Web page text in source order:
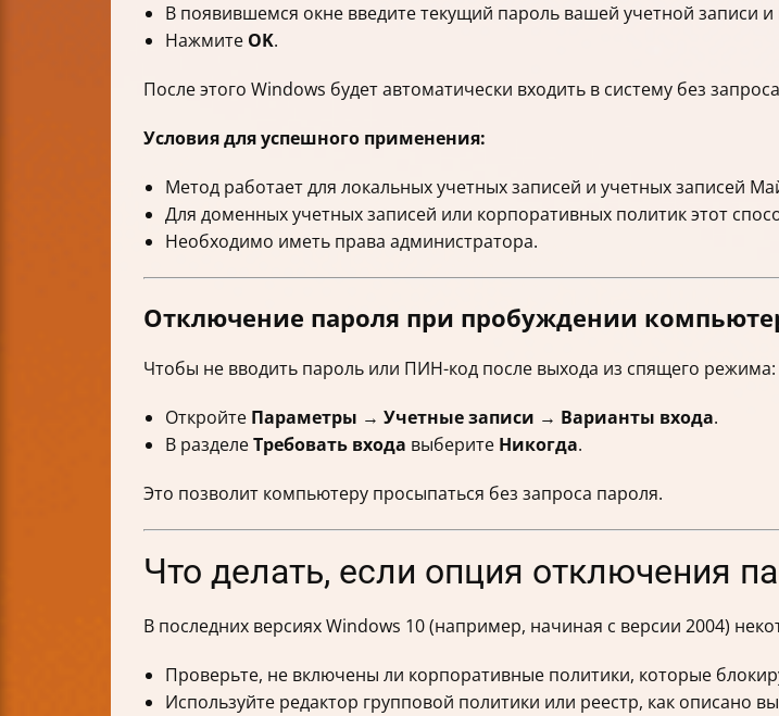
В появившемся окне введите текущий пароль вашей учетной записи и
Нажмите OK.
После этого Windows будет автоматически входить в систему без
Условия для успешного применения:
Метод работает для локальных учетных записей и учетных записей
Для доменных учетных записей или корпоративных политик этот
Необходимо иметь права администратора.
Отключение пароля при пробуждении
Чтобы не вводить пароль или ПИН-код после выхода из спящего режима:
Откройте Параметры → Учетные записи → Варианты входа.
В разделеТребовать входа выберите Никогда.
Это позволит компьютеру просыпаться без запроса пароля.
Что делать, если опция отключения
В последних версиях Windows 10 (например, начиная с версии 2004)
Проверьте, не включены ли корпоративные политики, которые
Используйте редактор групповой политики или реестр, как описано